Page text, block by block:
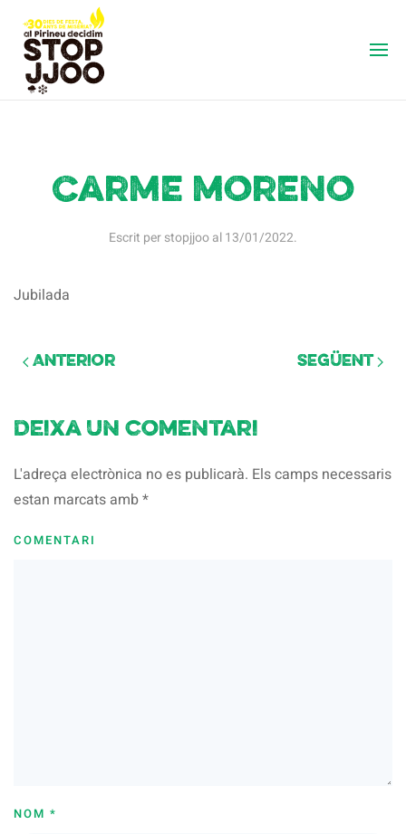
Carme moreno
Escrit perstopjjooal13/01/2022.
Jubilada
Anterior Següent
Deixa un comentari
L'adreça electrònica no es publicarà. Els camps necessaris
estan marcats amb*
COMENTARI
NOM *